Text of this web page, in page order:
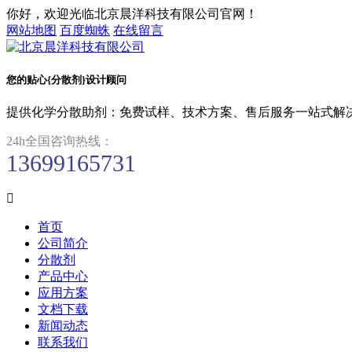
你好，欢迎光临北京晨洋科技有限公司官网！
网站地图 百度蜘蛛 在线留言
您的贴心{分散剂}设计顾问
提供化学分散助剂：免费试样、技术方案、售后服务一站式解
24h全国咨询热线：
13699165731

首页
公司简介
分散剂
产品中心
应用方案
文档下载
新闻动态
联系我们